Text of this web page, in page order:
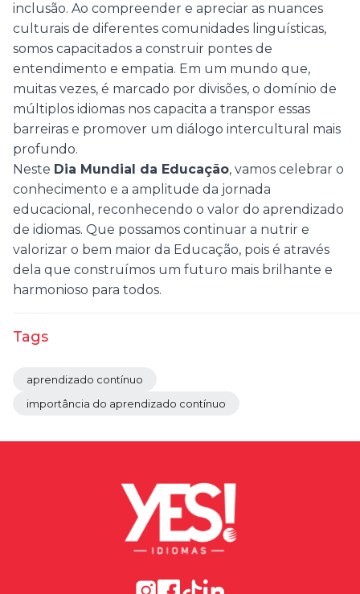
inclusão. Ao compreender e apreciar as nuances
culturais de diferentes comunidades linguísticas,
somos capacitados a construir pontes de
entendimento e empatia. Em um mundo que,
muitas vezes, é marcado por divisões, o domínio de
múltiplos idiomas nos capacita a transpor essas
barreiras e promover um diálogo intercultural mais
profundo.
Neste Dia Mundial da Educação, vamos celebrar o
conhecimento e a amplitude da jornada
educacional, reconhecendo o valor do aprendizado
de idiomas. Que possamos continuar a nutrir e
valorizar o bem maior da Educação, pois é através
dela que construímos um futuro mais brilhante e
harmonioso para todos.
Tags
aprendizado contínuo
importância do aprendizado contínuo